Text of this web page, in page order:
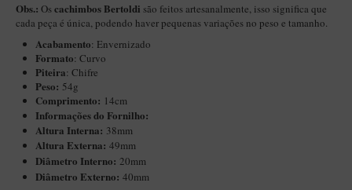
Itália Encerado
Maestro Nacional
Maestro Nacional Encerado
Caboclo - 7 Voltas
Cachimbeco
Churchwarden
Fiore
Obs.: Oscachimbos Bertoldi são feitos artesanalmente, isso significa que
cada peça é única, podendo haver pequenas variações no peso e tamanho.
Acabamento: Envernizado
Formato: Curvo
Piteira: Chifre
Peso: 54g
Comprimento: 14cm
Informações do Fornilho:
Altura Interna: 38mm
Altura Externa: 49mm
Diâmetro Interno: 20mm
Diâmetro Externo: 40mm